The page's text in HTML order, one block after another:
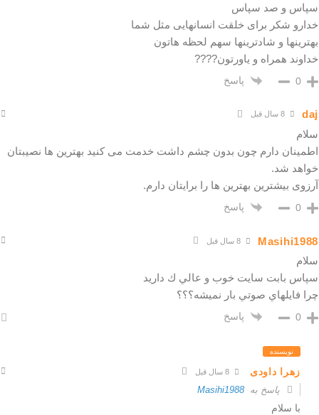
سپاس و صد سپاس
خدارو شکر برای خلقت انسانهایی مثل شما
بهترینها و شادترینها سهم لحظه هاتون
خداوند همراه و یاورتون????
0 پاسخ
daj 8 سال قبل
سلام
اطمینان دارم چون بدون چشم داشت خدمت می کنید بهترین ها نصیبتان
خواهد شد.
آرزوی بیشترین بهترین ها را برایتان دارم.
0 پاسخ
Masihi1988
سلام
سپاس بابت سايت خوب و عالي ك داريد
چرا فايلهاي صوتي بار نميشه؟؟؟
0 پاسخ
نویسنده
زهرا داودی
پاسخ به Masihi1988
با سلام